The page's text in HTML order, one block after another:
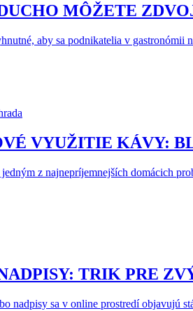
MÔŽETE
aby sa podnikatelia v gastronómii
VYUŽITIE KÁVY:
z najnepríjemnejších domácich
TRIK PRE
nadpisy sa v online prostredí objavujú